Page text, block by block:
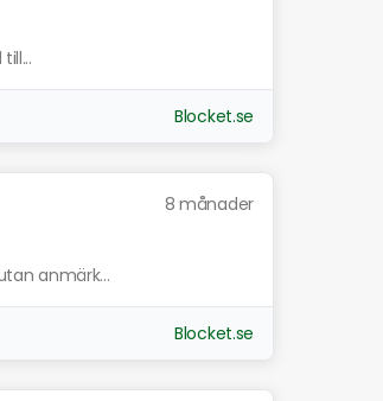
Blocket.se
8 månader
anmärk...
Blocket.se